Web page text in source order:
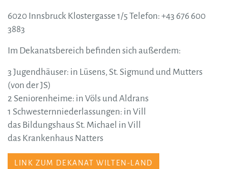
6020 Innsbruck Klostergasse 1/5 Telefon: +43 676 600
3883
Im Dekanatsbereich befinden sich außerdem:
3 Jugendhäuser: in Lüsens, St. Sigmund und Mutters
(von der JS)
2 Seniorenheime: in Völs und Aldrans
1 Schwesternniederlassungen: in Vill
das Bildungshaus St. Michael in Vill
das Krankenhaus Natters
LINK ZUM DEKANAT WILTEN-LAND